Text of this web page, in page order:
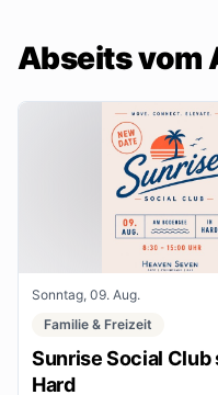
Abseits vom
Sonntag, 09. Aug.
Familie & Freizeit
Sunrise Social Club
Hard